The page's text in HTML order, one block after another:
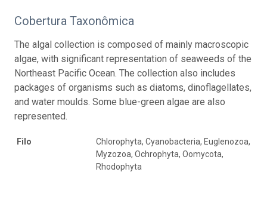
Cobertura Taxonômica
The algal collection is composed of mainly macroscopic
algae, with significant representation of seaweeds of the
Northeast Pacific Ocean. The collection also includes
packages of organisms such as diatoms, dinoflagellates,
and water moulds. Some blue-green algae are also
represented.
Filo
Chlorophyta, Cyanobacteria, Euglenozoa,
Myzozoa, Ochrophyta, Oomycota,
Rhodophyta